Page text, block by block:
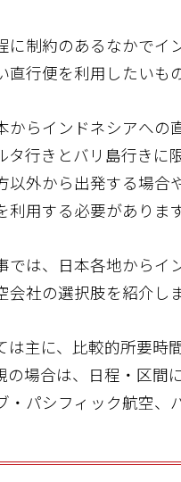
に制約のあるなかでイ
直行便を利用したいもの
からインドネシアへ
タ行きとバリ島行きに
以外から出発する場合
利用する必要があります
では、日本各地からイ
会社の選択肢を紹介しま
は主に、比較的所要時
の場合は、日程・区間
・パシフィック航空、